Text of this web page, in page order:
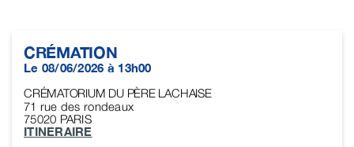
CRÉMATION
Le 08/06/2026 à 13h00
CRÉMATORIUM DU PÈRE LACHAISE
71 rue des rondeaux
75020 PARIS
ITINERAIRE